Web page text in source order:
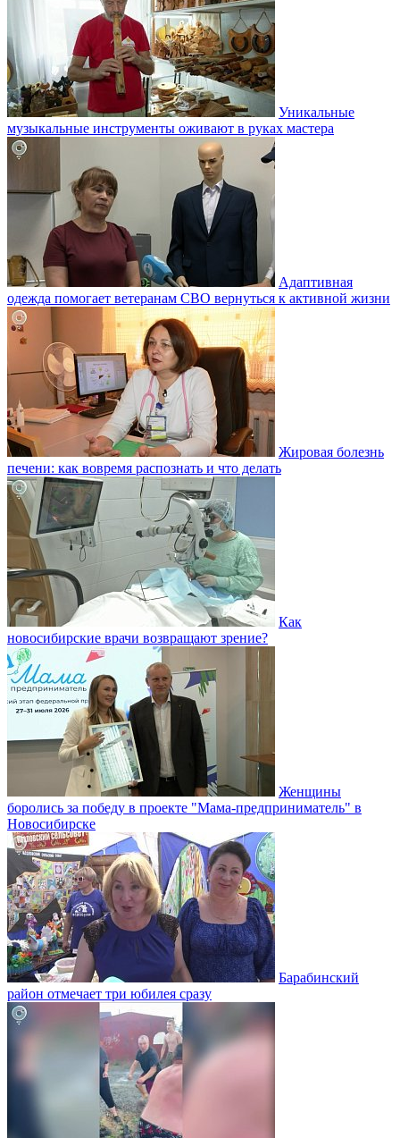
Уникальные
музыкальные инструменты оживают в руках мастера
Адаптивная
одежда помогает ветеранам СВО вернуться к активной жизни
Жировая болезнь
печени: как вовремя распознать и что делать
Как
новосибирские врачи возвращают зрение?
Женщины
боролись за победу в проекте "Мама-предприниматель" в
Новосибирске
Барабинский
район отмечает три юбилея сразу